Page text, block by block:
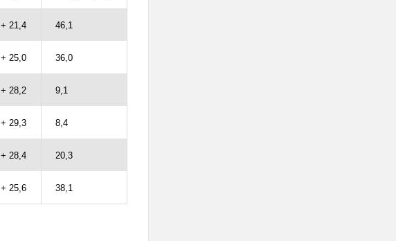
+ 21,4 46,1
+ 25,0 36,0
+ 28,2 9,1
+ 29,3 8,4
+ 28,4 20,3
+ 25,6 38,1